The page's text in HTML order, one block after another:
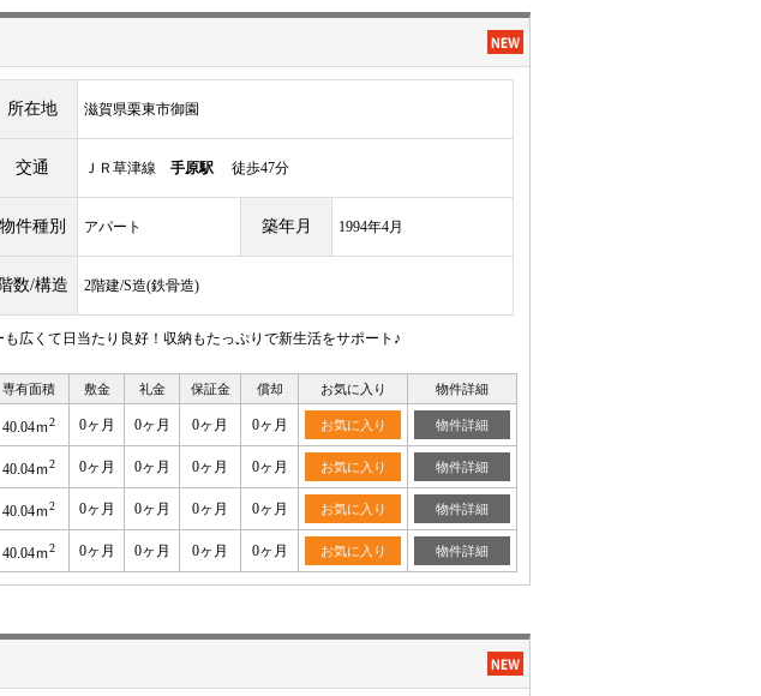
所在地 滋賀県栗東市御園
交通 ＪＲ草津線 手原駅 徒歩47分
物件種別 アパート 築年月 1994年4月
階数/構造 2階建/S造(鉄骨造)
広くて日当たり良好！収納もたっぷりで新生活をサポート♪
専有面積 敷金 礼金 保証金 償却 お気に入り 物件詳細
40.04ｍ2 0ヶ月 0ヶ月 0ヶ月 0ヶ月 お気に入り 物件詳細
40.04ｍ2 0ヶ月 0ヶ月 0ヶ月 0ヶ月 お気に入り 物件詳細
40.04ｍ2 0ヶ月 0ヶ月 0ヶ月 0ヶ月 お気に入り 物件詳細
40.04ｍ2 0ヶ月 0ヶ月 0ヶ月 0ヶ月 お気に入り 物件詳細